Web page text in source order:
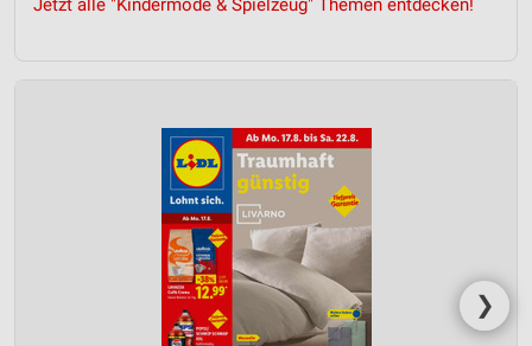
Jetzt alle "Kindermode & Spielzeug" Themen entdecken!
❯